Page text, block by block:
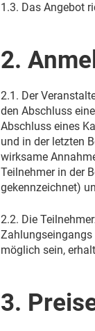
1.3. Das Angebot
2.
2.1. Der
den Abschluss
Abschluss eines
und in der letzten
wirksame
Teilnehmer in der
gekennzeichnet)
2.2. Die
Zahlungseingangs
möglich sein,
3.